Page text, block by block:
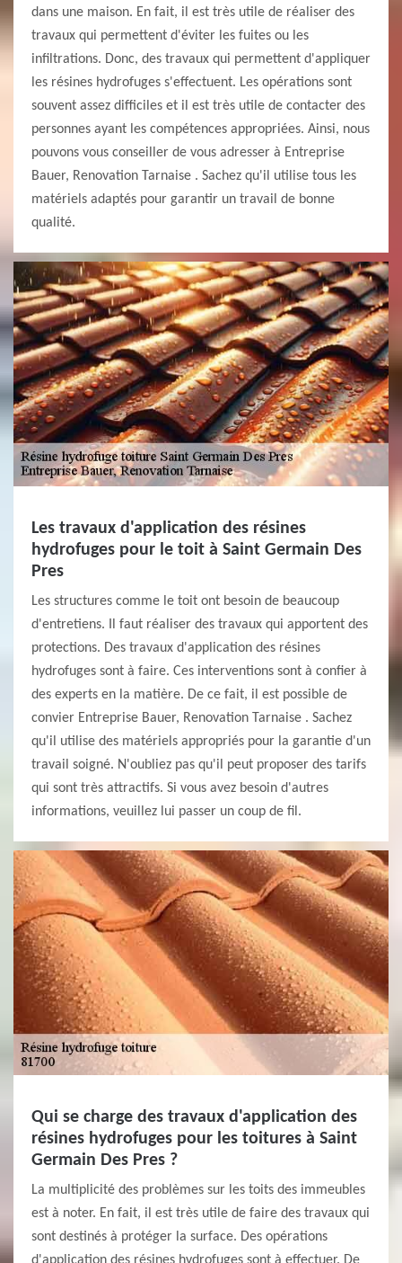
dans une maison. En fait, il est très utile de réaliser des
travaux qui permettent d'éviter les fuites ou les
infiltrations. Donc, des travaux qui permettent d'appliquer
les résines hydrofuges s'effectuent. Les opérations sont
souvent assez difficiles et il est très utile de contacter des
personnes ayant les compétences appropriées. Ainsi, nous
pouvons vous conseiller de vous adresser à Entreprise
Bauer, Renovation Tarnaise . Sachez qu'il utilise tous les
matériels adaptés pour garantir un travail de bonne
qualité.
Les travaux d'application des résines
hydrofuges pour le toit à Saint Germain Des
Pres
Les structures comme le toit ont besoin de beaucoup
d'entretiens. Il faut réaliser des travaux qui apportent des
protections. Des travaux d'application des résines
hydrofuges sont à faire. Ces interventions sont à confier à
des experts en la matière. De ce fait, il est possible de
convier Entreprise Bauer, Renovation Tarnaise . Sachez
qu'il utilise des matériels appropriés pour la garantie d'un
travail soigné. N'oubliez pas qu'il peut proposer des tarifs
qui sont très attractifs. Si vous avez besoin d'autres
informations, veuillez lui passer un coup de fil.
Qui se charge des travaux d'application des
résines hydrofuges pour les toitures à Saint
Germain Des Pres ?
La multiplicité des problèmes sur les toits des immeubles
est à noter. En fait, il est très utile de faire des travaux qui
sont destinés à protéger la surface. Des opérations